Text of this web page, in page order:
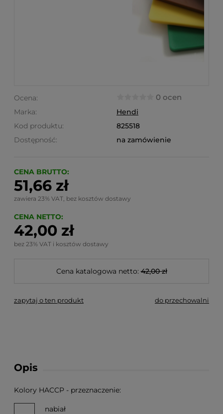
Ocena: 0 ocen
Marka:
Hendi
Kod produktu:
825518
Dostępność:
na zamówienie
CENA BRUTTO:
51,66 zł
zawiera 23% VAT, bez kosztów dostawy
CENA NETTO:
42,00 zł
bez 23% VAT i kosztów dostawy
Cena katalogowa netto: 42,00 zł
zapytaj o ten produkt do przechowalni
Opis
Kolory HACCP - przeznaczenie:
nabiał